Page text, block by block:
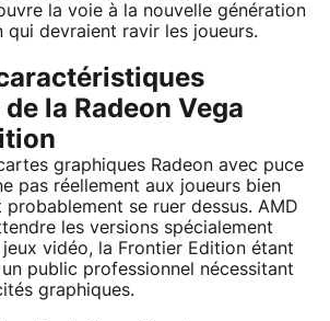
la voie à la nouvelle génération
qui devraient ravir les joueurs.
la Radeon Vega
graphiques Radeon avec puce
pas réellement aux joueurs bien
se ruer dessus. AMD
les versions spécialement
vidéo, la Frontier Edition étant
public professionnel nécessitant
graphiques.